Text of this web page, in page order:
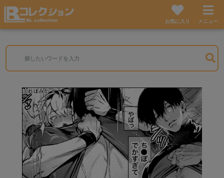
お気に入り メニュー